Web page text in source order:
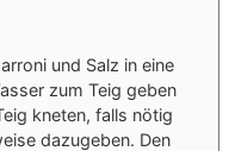
und Salz in eine
zum Teig geben
kneten, falls nötig
dazugeben. Den